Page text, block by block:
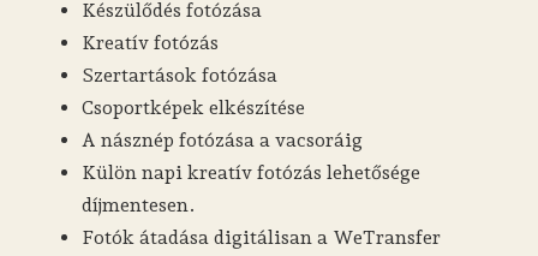
Készülődés fotózása
Kreatív fotózás
Szertartások fotózása
Csoportképek elkészítése
A násznép fotózása a vacsoráig
Külön napi kreatív fotózás lehetősége
díjmentesen.
Fotók átadása digitálisan a WeTransfer